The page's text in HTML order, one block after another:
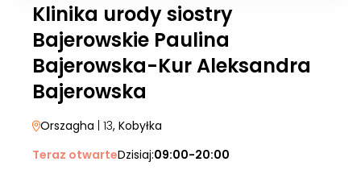
Klinika urody siostry
Bajerowskie Paulina
Bajerowska-Kur Aleksandra
Bajerowska
Orszagha | 13, Kobyłka
Teraz otwarteDzisiaj:09:00-20:00